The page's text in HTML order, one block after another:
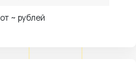
от ~ рублей